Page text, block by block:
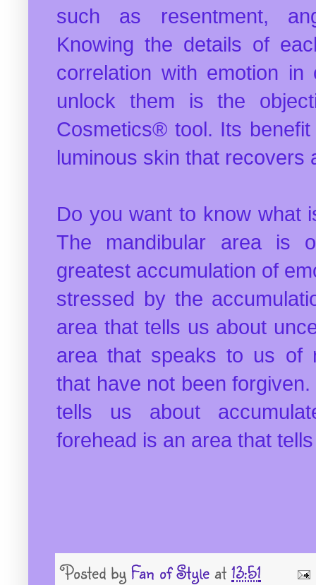
such as resentment,
Knowing the details of
correlation with emotion
unlock them is the
Cosmetics® tool. Its
luminous skin that recovers
Do you want to know what
The mandibular area is
greatest accumulation of
stressed by the
area that tells us about
area that speaks to us of
that have not been
tells us about
forehead is an area that
Posted by Fan of Style at 13:51